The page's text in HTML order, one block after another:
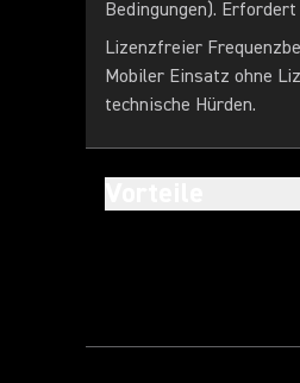
Bedingungen).
Lizenzfreier
Mobiler Einsatz ohne
technische Hürden.